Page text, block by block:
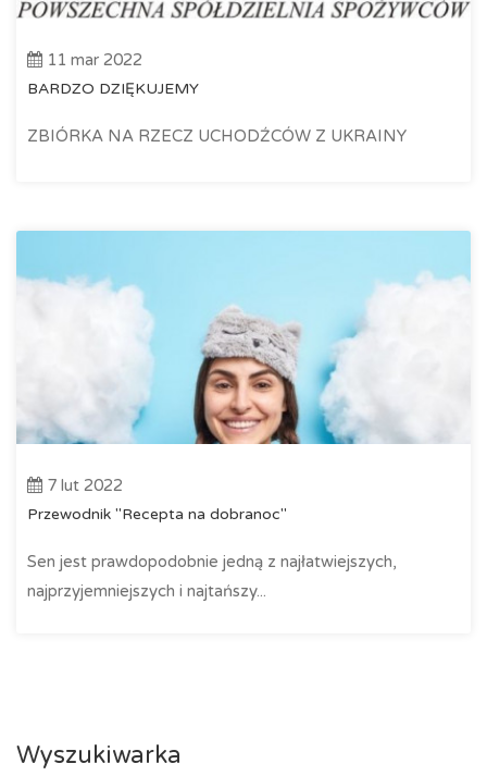
11 mar 2022
BARDZO DZIĘKUJEMY
ZBIÓRKA NA RZECZ UCHODŹCÓW Z UKRAINY
7 lut 2022
Przewodnik "Recepta na dobranoc"
Sen jest prawdopodobnie jedną z najłatwiejszych,
najprzyjemniejszych i najtańszy...
Wyszukiwarka